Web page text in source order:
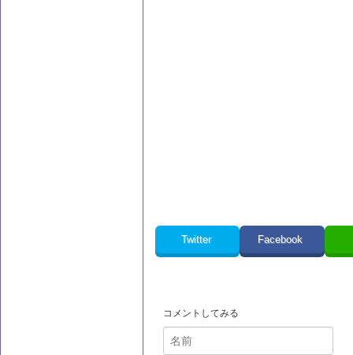
Twitter Facebook
コメントしてみる